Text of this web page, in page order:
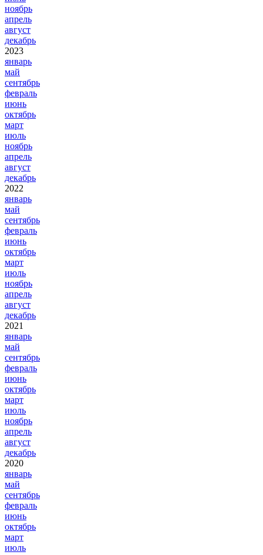
ноябрь
апрель
август
декабрь
2023
январь
май
сентябрь
февраль
июнь
октябрь
март
июль
ноябрь
апрель
август
декабрь
2022
январь
май
сентябрь
февраль
июнь
октябрь
март
июль
ноябрь
апрель
август
декабрь
2021
январь
май
сентябрь
февраль
июнь
октябрь
март
июль
ноябрь
апрель
август
декабрь
2020
январь
май
сентябрь
февраль
июнь
октябрь
март
июль